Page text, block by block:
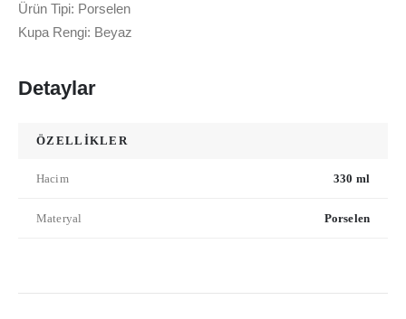
Ürün Tipi: Porselen
Kupa Rengi: Beyaz
Detaylar
ÖZELLİKLER
Hacim 330 ml
Materyal Porselen